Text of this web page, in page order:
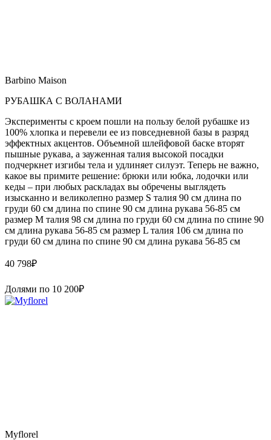
Barbino Maison
РУБАШКА С ВОЛАНАМИ
Эксперименты с кроем пошли на пользу белой рубашке из
100% хлопка и перевели ее из повседневной базы в разряд
эффектных акцентов. Объемной шлейфовой баске вторят
пышные рукава, а зауженная талия высокой посадки
подчеркнет изгибы тела и удлиняет силуэт. Теперь не важно,
какое вы примите решение: брюки или юбка, лодочки или
кеды – при любых раскладах вы обречены выглядеть
изысканно и великолепно размер S талия 90 см длина по
груди 60 см длина по спине 90 см длина рукава 56-85 см
размер M талия 98 см длина по груди 60 см длина по спине 90
см длина рукава 56-85 см размер L талия 106 см длина по
груди 60 см длина по спине 90 см длина рукава 56-85 см
40 798₽
Долями по 10 200₽
Myflorel